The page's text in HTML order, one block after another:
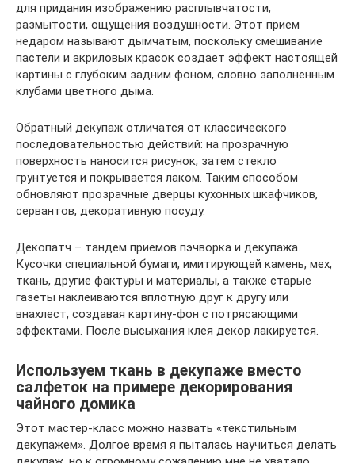
для придания изображению расплывчатости,
размытости, ощущения воздушности. Этот прием
недаром называют дымчатым, поскольку смешивание
пастели и акриловых красок создает эффект настоящей
картины с глубоким задним фоном, словно заполненным
клубами цветного дыма.
Обратный декупаж отличатся от классического
последовательностью действий: на прозрачную
поверхность наносится рисунок, затем стекло
грунтуется и покрывается лаком. Таким способом
обновляют прозрачные дверцы кухонных шкафчиков,
сервантов, декоративную посуду.
Декопатч – тандем приемов пэчворка и декупажа.
Кусочки специальной бумаги, имитирующей камень, мех,
ткань, другие фактуры и материалы, а также старые
газеты наклеиваются вплотную друг к другу или
внахлест, создавая картину-фон с потрясающими
эффектами. После высыхания клея декор лакируется.
Используем ткань в декупаже вместо
салфеток на примере декорирования
чайного домика
Этот мастер-класс можно назвать «текстильным
декупажем». Долгое время я пыталась научиться делать